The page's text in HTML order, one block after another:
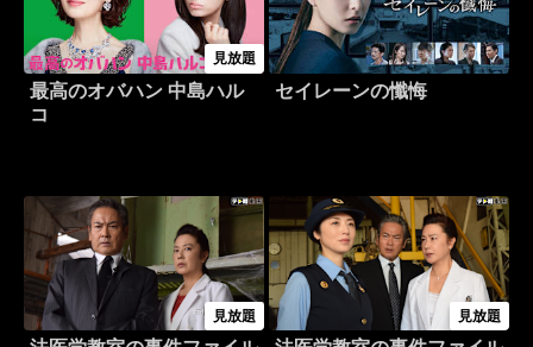
見放題
最高のオバハン 中島ハル
コ
セイレーンの懺悔
見放題 見放題